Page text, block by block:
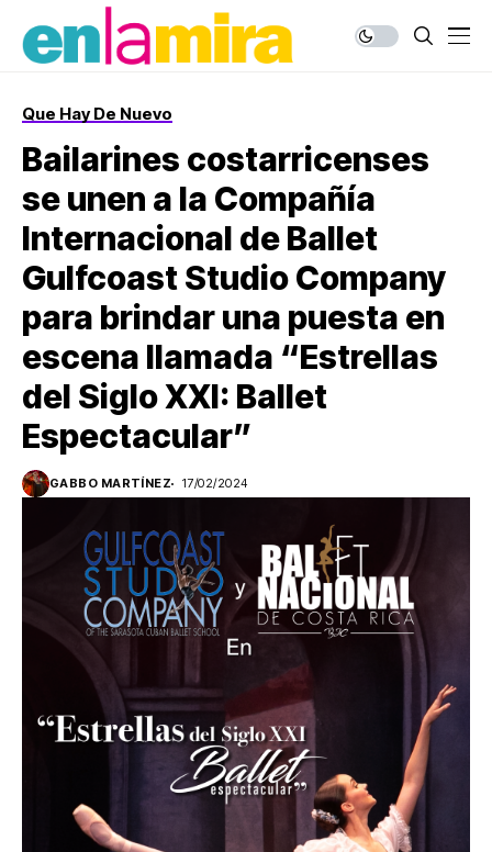
Que Hay De Nuevo
Bailarines costarricenses
se unen a la Compañía
Internacional de Ballet
Gulfcoast Studio Company
para brindar una puesta en
escena llamada “Estrellas
del Siglo XXI: Ballet
Espectacular”
GABBO MARTÍNEZ 17/02/2024